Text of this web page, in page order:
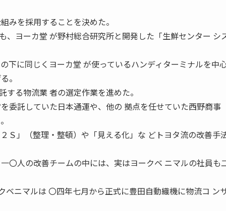
みを採用することを決めた。
ヨーカ堂 が野村総合研究所と開発した「生鮮センター シ
下に同じくヨーカ堂 が使っているハンディターミナルを中
。
る物流業 者の選定作業を進めた。
委託していた日本通運や、他の 拠点を任せていた西野商事
Ｓ」（整理・整頓）や「見える化」な どトヨタ流の改善手
〇人の改善チームの中には、実はヨークベ ニマルの社員も
ニマルは 〇四年七月から正式に豊田自動織機に物流コ ン